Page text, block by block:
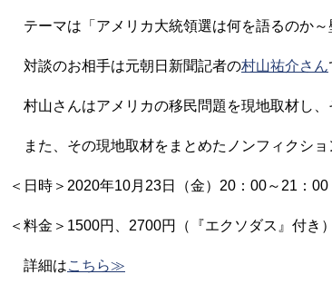
テーマは「アメリカ大統領選は何を語るのか～
対談のお相手は元朝日新聞記者の村山祐介さん
村山さんはアメリカの移民問題を現地取材し、
また、その現地取材をまとめたノンフィクショ
＜日時＞2020年10月23日（金）20：00～21：00
＜料金＞1500円、2700円（『エクソダス』付き
詳細はこちら≫